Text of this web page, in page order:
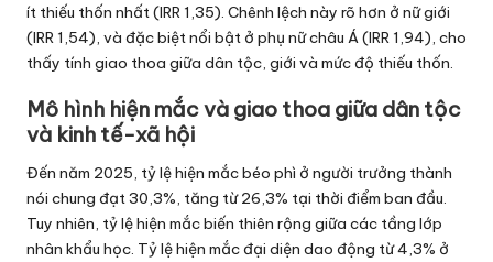
ít thiếu thốn nhất (IRR 1,35). Chênh lệch này rõ hơn ở nữ giới
(IRR 1,54), và đặc biệt nổi bật ở phụ nữ châu Á (IRR 1,94), cho
thấy tính giao thoa giữa dân tộc, giới và mức độ thiếu thốn.
Mô hình hiện mắc và giao thoa giữa dân tộc
và kinh tế-xã hội
Đến năm 2025, tỷ lệ hiện mắc béo phì ở người trưởng thành
nói chung đạt 30,3%, tăng từ 26,3% tại thời điểm ban đầu.
Tuy nhiên, tỷ lệ hiện mắc biến thiên rộng giữa các tầng lớp
nhân khẩu học. Tỷ lệ hiện mắc đại diện dao động từ 4,3% ở